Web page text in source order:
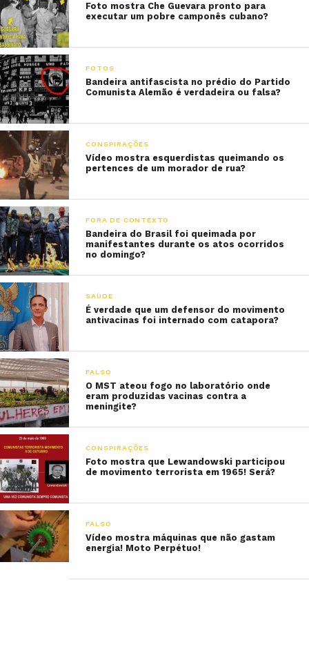
Foto mostra Che Guevara pronto para
executar um pobre camponês cubano?
FOTOS
Bandeira antifascista no prédio do Partido
Comunista Alemão é verdadeira ou falsa?
CONSPIRAÇÕES
Vídeo mostra esquerdistas queimando os
pertences de um morador de rua?
FORA DE CONTEXTO
Bandeira do Brasil foi queimada por
manifestantes durante os atos ocorridos
no domingo?
SAÚDE
É verdade que um defensor do movimento
antivacinas foi internado com catapora?
FALSO
O MST ateou fogo no laboratório onde
eram produzidas vacinas contra a
meningite?
CONSPIRAÇÕES
Foto mostra que Lewandowski participou
de movimento terrorista em 1965! Será?
FALSO
Vídeo mostra máquinas que não gastam
energia! Moto Perpétuo!